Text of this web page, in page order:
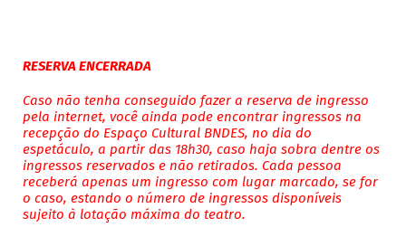
RESERVA ENCERRADA
Caso não tenha conseguido fazer a reserva de ingresso
pela internet, você ainda pode encontrar ingressos na
recepção do Espaço Cultural BNDES, no dia do
espetáculo, a partir das 18h30, caso haja sobra dentre os
ingressos reservados e não retirados. Cada pessoa
receberá apenas um ingresso com lugar marcado, se for
o caso, estando o número de ingressos disponíveis
sujeito à lotação máxima do teatro.